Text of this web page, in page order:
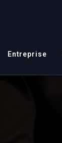
Entreprise